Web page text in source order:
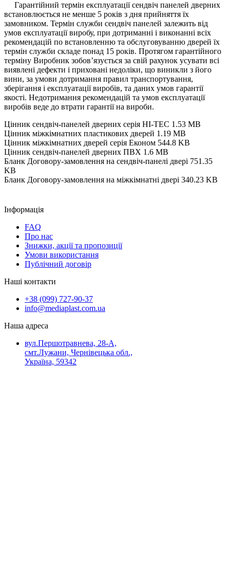
Гарантійний термін експлуатації сендвіч панелей дверних
встановлюється не менше 5 років з дня прийняття їх
замовником. Термін служби сендвіч панелей залежить від
умов експлуатації виробу, при дотриманні і виконанні всіх
рекомендацій по встановленню та обслуговуванню дверей їх
термін служби складе понад 15 років. Протягом гарантійного
терміну Виробник зобов’язується за свій рахунок усувати всі
виявлені дефекти і приховані недоліки, що виникли з його
вини, за умови дотримання правил транспортування,
зберігання і експлуатації виробів, та даних умов гарантії
якості. Недотримання рекомендацій та умов експлуатації
виробів веде до втрати гарантії на вироби.
Цінник сендвіч-панелей дверних серія HI-TEC 1.53 MB
Цінник міжкімнатних пластикових дверей 1.19 MB
Цінник міжкімнатних дверей серія Економ 544.8 KB
Цінник сендвіч-панелей дверних ПВХ 1.6 MB
Бланк Договору-замовлення на сендвіч-панелі двері 751.35
KB
Бланк Договору-замовлення на міжкімнатні двері 340.23 KB
Інформація
FAQ
Про нас
Знижки, акції та пропозиції
Умови використання
Публічний договір
Наші контакти
+38 (099) 727-90-37
info@mediaplast.com.ua
Наша адреса
вул.Першотравнева, 28-А,
смт.Лужани, Чернівецька обл.,
Україна, 59342